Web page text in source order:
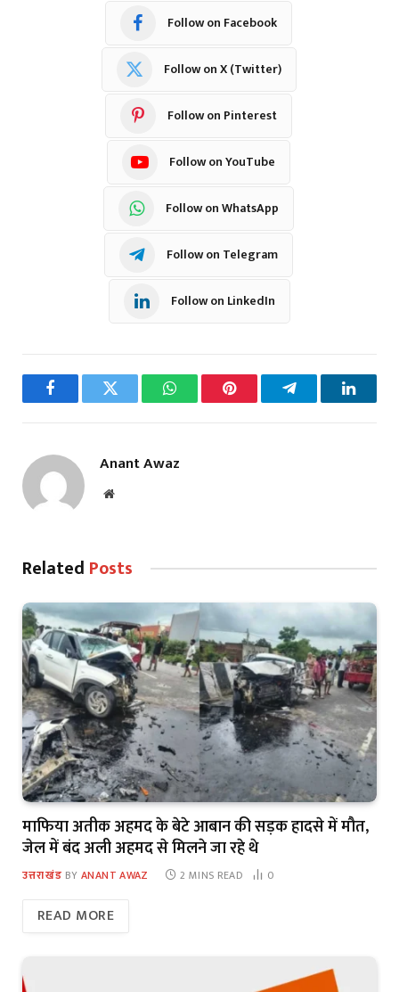
Follow on Facebook
Follow on X (Twitter)
Follow on Pinterest
Follow on YouTube
Follow on WhatsApp
Follow on Telegram
Follow on LinkedIn
FacebookTwitter WhatsAppPinterest Telegram
Anant Awaz
Website
Related Posts
माफिया अतीक अहमद के बेटे आबान की सड़क हादसे में मौत,
जेल में बंद अली अहमद से मिलने जा रहे थे
उत्तराखंड BY ANANT AWAZ 2 MINS READ 0
READ MORE